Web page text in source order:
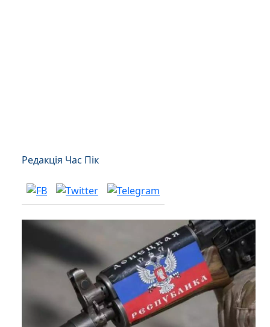
Редакція Час Пік